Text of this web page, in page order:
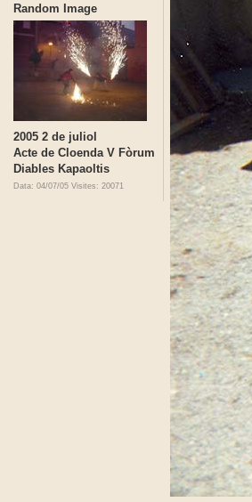
Random Image
2005 2 de juliol
Acte de Cloenda V Fòrum
Diables Kapaoltis
Data: 04/07/05 Visites: 20071